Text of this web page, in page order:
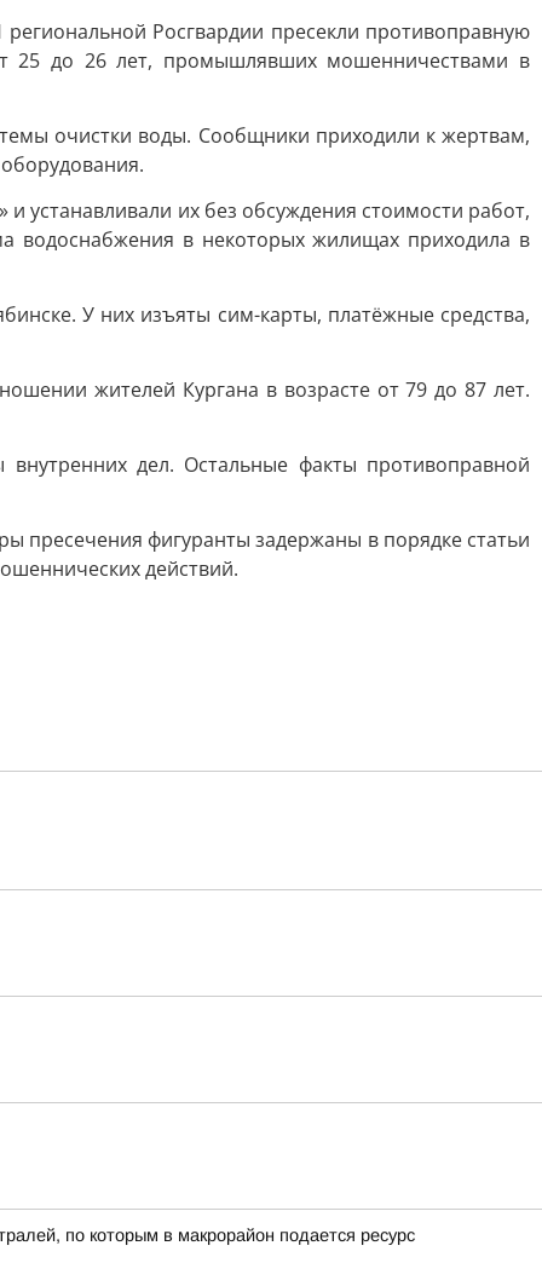
Росгвардии пресекли противоправную
25 до 26 лет, промышлявших мошенничествами в
очистки воды. Сообщники приходили к жертвам,
устанавливали их без обсуждения стоимости работ,
водоснабжения в некоторых жилищах приходила в
У них изъяты сим-карты, платёжные средства,
жителей Кургана в возрасте от 79 до 87 лет.
дел. Остальные факты противоправной
пресечения фигуранты задержаны в порядке статьи
действий.
по которым в макрорайон подается ресурс